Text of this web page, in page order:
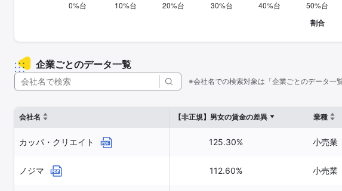
企業ごとのデータ一覧
※会社名での検索対象は「企業ごとのデータ一
会社名 【非正規】男女の賃金の差異 業種
カッパ・クリエイト 125.30% 小売業
ノジマ 112.60% 小売業